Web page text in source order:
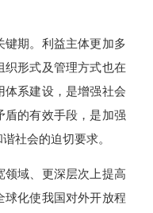
期。利益主体更加多
织形式及管理方式也在
体系建设，是增强社会
盾的有效手段，是加强
谐社会的迫切要求。
域、更深层次上提高
球化使我国对外开放程